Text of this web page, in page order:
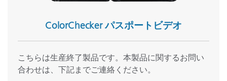
ColorChecker パスポートビデオ
こちらは生産終了製品です。本製品に関するお問い
合わせは、下記までご連絡ください。